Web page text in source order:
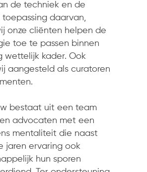
de techniek en de
toepassing daarvan,
onze cliënten helpen de
toe te passen binnen
wettelijk kader. Ook
aangesteld als curatoren
bestaat uit een team
advocaten met een
mentaliteit die naast
jaren ervaring ook
hun sporen